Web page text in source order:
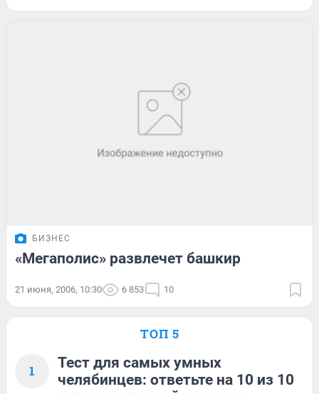
БИЗНЕС
«Мегаполис» развлечет башкир
21 июня, 2006, 10:30 6 853 10
ТОП 5
1
Тест для самых умных
челябинцев: ответьте на 10 из 10